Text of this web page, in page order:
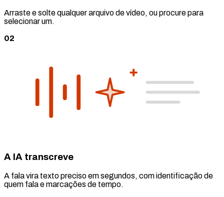
Arraste e solte qualquer arquivo de vídeo, ou procure para
selecionar um.
02
A IA transcreve
A fala vira texto preciso em segundos, com identificação de
quem fala e marcações de tempo.